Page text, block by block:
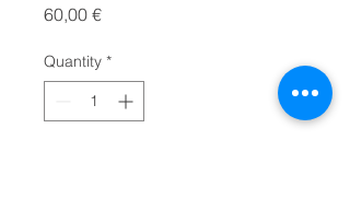
60,00 €Price
Quantity *